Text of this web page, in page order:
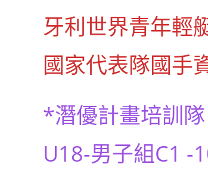
牙利世界青年輕
國家代表隊國手
*潛優計畫培訓隊
U18-男子組C1 -